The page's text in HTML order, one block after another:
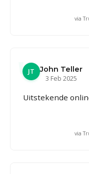
via
JT
John Teller
3 Feb 2025
Uitstekende
via